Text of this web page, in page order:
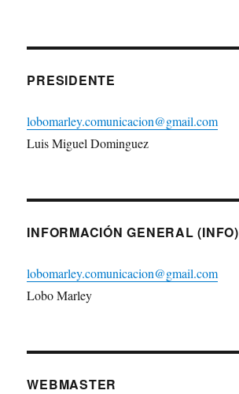
PRESIDENTE
lobomarley.comunicacion@gmail.com
Luis Miguel Dominguez
INFORMACIÓN GENERAL (INFO)
lobomarley.comunicacion@gmail.com
Lobo Marley
WEBMASTER